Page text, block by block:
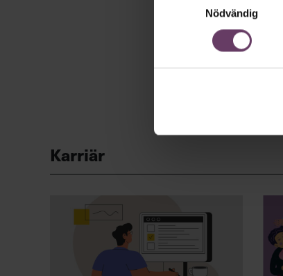
Nödvändig
Karriär